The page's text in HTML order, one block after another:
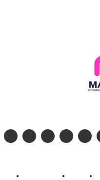
Profil Madu TV Redaksi